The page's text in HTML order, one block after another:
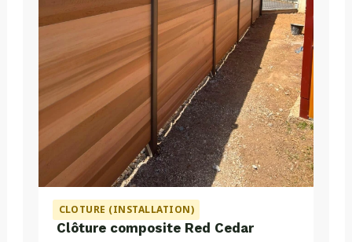
CLOTURE (INSTALLATION)
Clôture composite Red Cedar